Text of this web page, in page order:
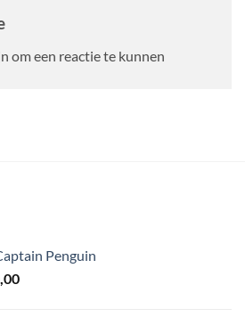
om een reactie te kunnen
Penguin
Huidige